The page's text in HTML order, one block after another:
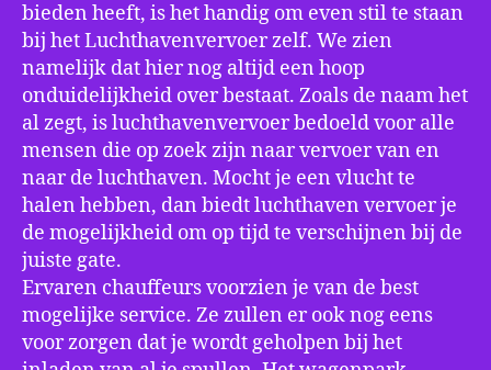
bieden heeft, is het handig om even stil te staan
bij het Luchthavenvervoer zelf. We zien
namelijk dat hier nog altijd een hoop
onduidelijkheid over bestaat. Zoals de naam het
al zegt, is luchthavenvervoer bedoeld voor alle
mensen die op zoek zijn naar vervoer van en
naar de luchthaven. Mocht je een vlucht te
halen hebben, dan biedt luchthaven vervoer je
de mogelijkheid om op tijd te verschijnen bij de
juiste gate.
Ervaren chauffeurs voorzien je van de best
mogelijke service. Ze zullen er ook nog eens
voor zorgen dat je wordt geholpen bij het